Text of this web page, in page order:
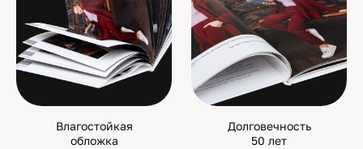
Влагостойкая
обложка
Долговечность
50 лет